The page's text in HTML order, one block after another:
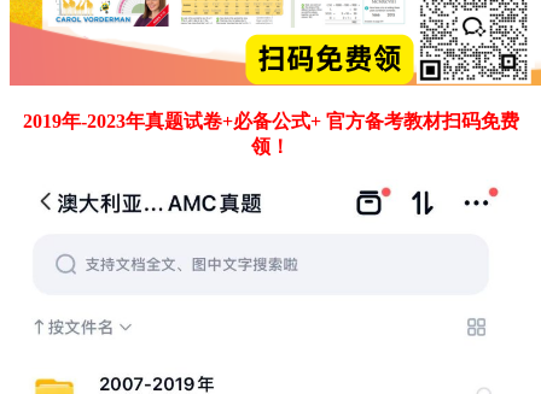
2019年-2023年真题试卷+必备公式+ 官方备考教材扫码免费
领！